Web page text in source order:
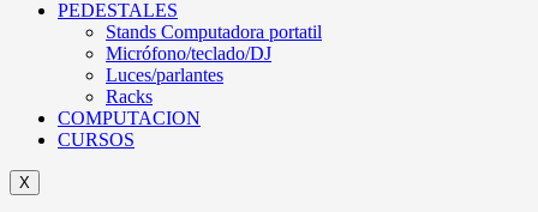
PEDESTALES
Stands Computadora portatil
Micrófono/teclado/DJ
Luces/parlantes
Racks
COMPUTACION
CURSOS
X